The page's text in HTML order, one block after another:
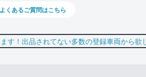
よくあるご質問はこちら